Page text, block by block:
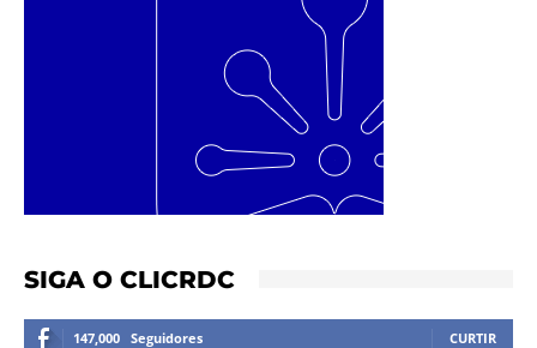
SIGA O CLICRDC
147,000 Seguidores CURTIR